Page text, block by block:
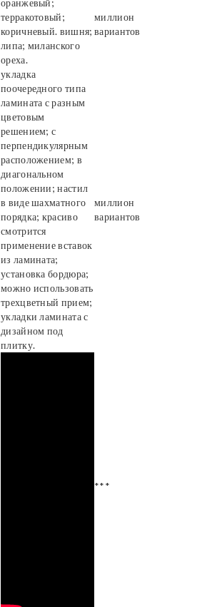
оранжевый;
терракотовый;
коричневый. вишня;
липа; миланского
ореха.
миллион
вариантов
укладка
поочередного типа
ламината с разным
цветовым
решением; с
перпендикулярным
расположением; в
диагональном
положении; настил
в виде шахматного
порядка; красиво
смотрится
применение вставок
из ламината;
установка бордюра;
можно использовать
трехцветный прием;
укладки ламината с
дизайном под
плитку.
миллион
вариантов
***